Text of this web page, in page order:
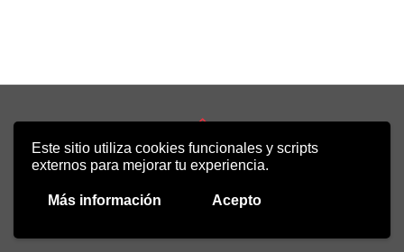
Este sitio utiliza cookies funcionales y scripts
externos para mejorar tu experiencia.
Más información Acepto
Copyright 2022 - Desirée Bela-Lobedde